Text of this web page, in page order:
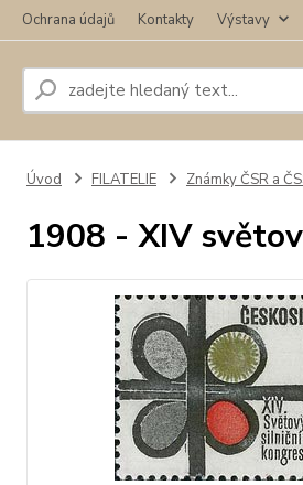
Ochrana údajů Kontakty Výstavy
Úvod FILATELIE Známky ČSR a
1908 - XIV